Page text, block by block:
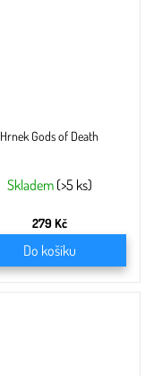
Hrnek Gods of Death
Skladem (>5 ks)
279 Kč
Do košíku